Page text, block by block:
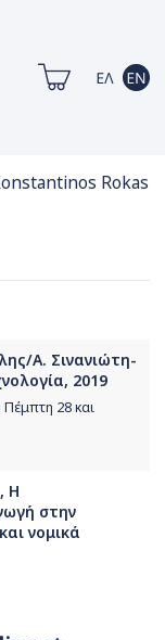
Rokas
Α. Σινανιώτη-
2019
28 και
Η
στην
νομικά